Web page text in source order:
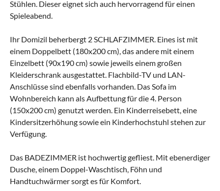
Stühlen. Dieser eignet sich auch hervorragend für einen
Spieleabend.
Ihr Domizil beherbergt 2 SCHLAFZIMMER. Eines ist mit
einem Doppelbett (180x200 cm), das andere mit einem
Einzelbett (90x190 cm) sowie jeweils einem großen
Kleiderschrank ausgestattet. Flachbild-TV und LAN-
Anschlüsse sind ebenfalls vorhanden. Das Sofa im
Wohnbereich kann als Aufbettung für die 4. Person
(150x200 cm) genutzt werden. Ein Kinderreisebett, eine
Kindersitzerhöhung sowie ein Kinderhochstuhl stehen zur
Verfügung.
Das BADEZIMMER ist hochwertig gefliest. Mit ebenerdiger
Dusche, einem Doppel-Waschtisch, Föhn und
Handtuchwärmer sorgt es für Komfort.